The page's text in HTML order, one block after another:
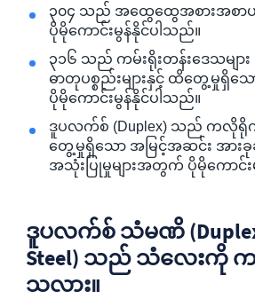
၃၀၄ သည် အထွေထွေအစားအစာပ
ပိုမိုကောင်းမွန်နိုင်ပါသည်။
၃၁၆ သည် ကမ်းရိုးတန်းဒေသမျ
ဓာတုပစ္စည်းများနှင့် ထိတွေ့မှုရှိသ
ပိုမိုကောင်းမွန်နိုင်ပါသည်။
ဒူပလက်စ် (Duplex) သည် ကလိုရိုက်
တွေ့မှုရှိသော အမြင့်အဆင်း အား
အသုံးပြုမှုများအတွက် ပိုမိုကောင်း
ဒူပလက်စ် သံမဏိ (Duplex
Steel) သည် သံလေးကို က
သလား။